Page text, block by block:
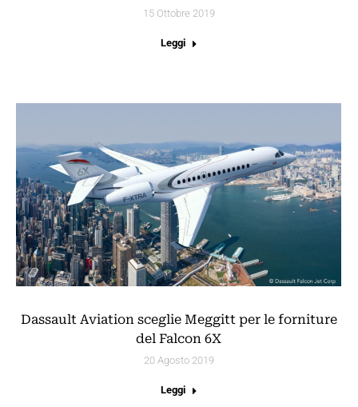
15 Ottobre 2019
Leggi
Dassault Aviation sceglie Meggitt per le forniture
del Falcon 6X
20 Agosto 2019
Leggi